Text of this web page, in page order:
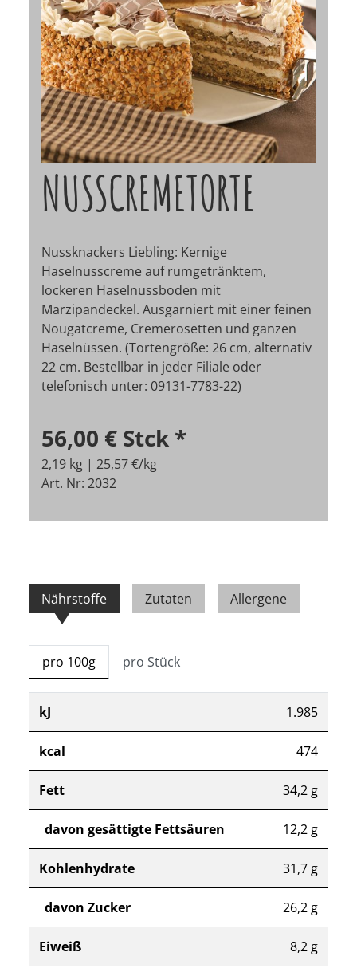
NUSSCREMETORTE
Nussknackers Liebling: Kernige
Haselnusscreme auf rumgetränktem,
lockeren Haselnussboden mit
Marzipandeckel. Ausgarniert mit einer feinen
Nougatcreme, Cremerosetten und ganzen
Haselnüssen. (Tortengröße: 26 cm, alternativ
22 cm. Bestellbar in jeder Filiale oder
telefonisch unter: 09131-7783-22)
56,00 € Stck *
2,19 kg | 25,57 €/kg
Art. Nr: 2032
Nährstoffe Zutaten Allergene
pro 100g pro Stück
kJ 1.985
kcal 474
Fett 34,2 g
davon gesättigte Fettsäuren 12,2 g
Kohlenhydrate 31,7 g
davon Zucker 26,2 g
Eiweiß 8,2 g